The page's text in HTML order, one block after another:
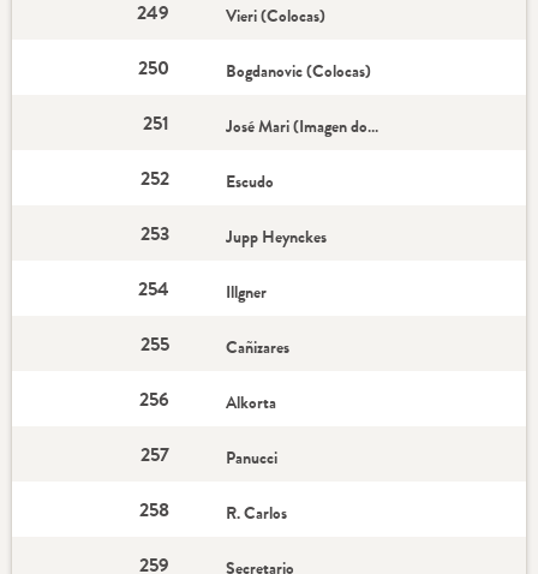
249 Vieri (Colocas)
250 Bogdanovic (Colocas)
251 José Mari (Imagen doble)
252 Escudo
253 Jupp Heynckes
254 Illgner
255 Cañizares
256 Alkorta
257 Panucci
258 R. Carlos
259 Secretario